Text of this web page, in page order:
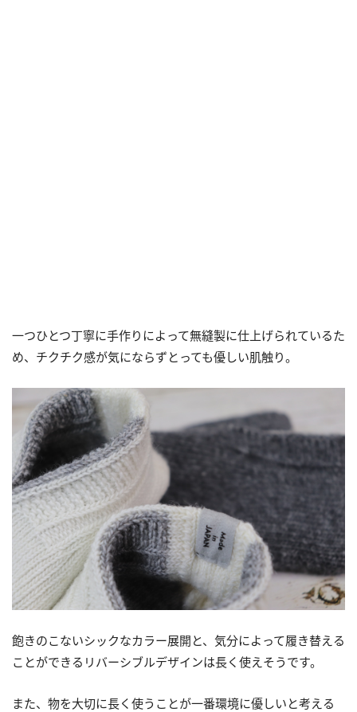
一つひとつ丁寧に手作りによって無縫製に仕上げられているた
め、チクチク感が気にならずとっても優しい肌触り。
飽きのこないシックなカラー展開と、気分によって履き替える
ことができるリバーシブルデザインは長く使えそうです。
また、物を大切に長く使うことが一番環境に優しいと考える